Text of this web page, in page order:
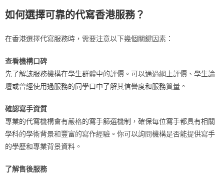
如何選擇可靠的代寫香港服務？
在香港選擇代寫服務時，需要注意以下幾個關鍵因素：
查看機構口碑
先了解該服務機構在學生群體中的評價。可以通過網上評價、學生論
壇或曾經使用過服務的同學口中了解其信譽度和服務質量。
確認寫手資質
專業的代寫機構會有嚴格的寫手篩選機制，確保每位寫手都具有相關
學科的學術背景和豐富的寫作經驗。你可以詢問機構是否能提供寫手
的學歷和專業背景資料。
了解售後服務